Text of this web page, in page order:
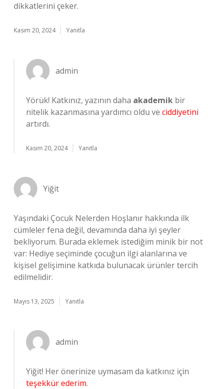
dikkatlerini çeker.
Kasım 20, 2024 Yanıtla
admin
Yörük! Katkınız, yazının daha akademik bir
nitelik kazanmasına yardımcı oldu ve ciddiyetini
artırdı.
Kasım 20, 2024 Yanıtla
Yiğit
Yaşındaki Çocuk Nelerden Hoşlanır hakkında ilk
cümleler fena değil, devamında daha iyi şeyler
bekliyorum. Burada eklemek istediğim minik bir not
var: Hediye seçiminde çocuğun ilgi alanlarına ve
kişisel gelişimine katkıda bulunacak ürünler tercih
edilmelidir.
Mayıs 13, 2025 Yanıtla
admin
Yiğit! Her önerinize uymasam da katkınız için
teşekkür ederim.